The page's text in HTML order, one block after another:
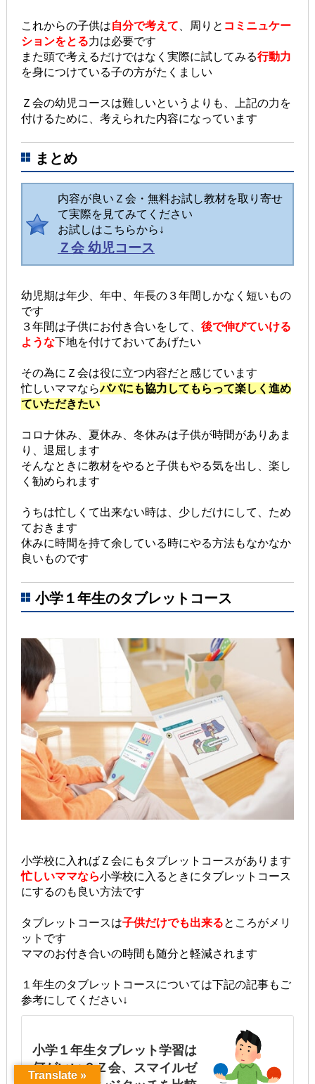
これからの子供は自分で考えて 、周りと コミニュケー
ションをとる力は必要です
また頭で考えるだけではなく実際に試してみる行動力
を身につけている子の方がたくましい
Ｚ会の幼児コースは難しいというよりも、上記の力を
付けるために、考えられた内容になっています
まとめ
内容が良いＺ会・無料お試し教材を取り寄せ
て実際を見てみてください
お試しはこちらから↓
Ｚ会 幼児コース
幼児期は年少、年中、年長の３年間しかなく短いもの
です
３年間は子供にお付き合いをして、 後で伸びていける
ような下地を付けておいてあげたい
その為にＺ会は役に立つ内容だと感じています
忙しいママならパパにも協力してもらって楽しく進め
ていただきたい
コロナ休み、夏休み、冬休みは子供が時間がありあま
り、退屈します
そんなときに教材をやると子供もやる気を出し、楽し
く勧められます
うちは忙しくて出来ない時は、少しだけにして、ため
ておきます
休みに時間を持て余している時にやる方法もなかなか
良いものです
小学１年生のタブレットコース
小学校に入ればＺ会にもタブレットコースがあります
忙しいママなら小学校に入るときにタブレットコース
にするのも良い方法です
タブレットコースは子供だけでも出来るところがメリ
ットです
ママのお付き合いの時間も随分と軽減されます
１年生のタブレットコースについては下記の記事もご
参考にしてください↓
小学１年生タブレット学習は
何がいい？Ｚ会、スマイルゼ
Translate »